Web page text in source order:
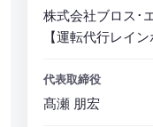
株式会社ブロス･
【運転代行レイン
代表取締役
髙瀬 朋宏